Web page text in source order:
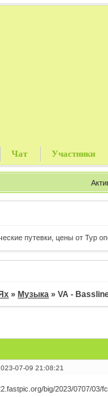
Чат Участники
путевки, цены от Тур
»Музыка »VA -
07-09 21:08:21